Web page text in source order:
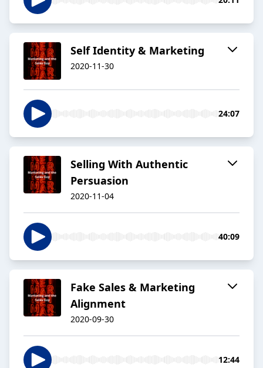
Self Identity & Marketing
2020-11-30
24:07
Selling With Authentic
Persuasion
2020-11-04
40:09
Fake Sales & Marketing
Alignment
2020-09-30
12:44